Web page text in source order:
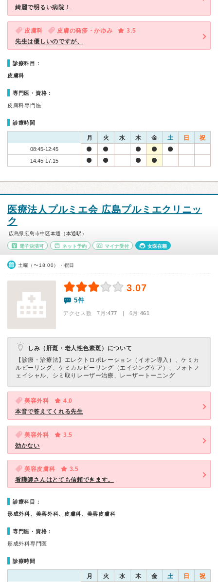
綺麗で明るい病院！
皮膚科 皮膚の発疹・かゆみ
3.5
先生は優しいのですが、
診療科目：
皮膚科
専門医・資格：
皮膚科専門医
診療時間
月 火 水 木 金 土 日 祝
08:45-12:45
14:45-17:15
医療法人プルミエ会 広島プルミエクリニッ
ク
広島県広島市中区本通（本通駅）
電子決済可 ネット予約 マイナ受付 女医在籍
土曜（〜18:00）・祝日
3.07
5件
アクセス数 7月:477 | 6月:461
しみ（肝斑・老人性色素斑）について
【診療・治療法】 エレクトロポレーション（イオン導入）、ケミカ
ルピーリング、ケミカルピーリング（エイジングケア）、フォトフ
ェイシャル、シミ取りレーザー治療、レーザートーニング
美容外科
4.0
本音で答えてくれる先生
美容外科
3.5
効かない
美容皮膚科
3.5
看護師さんはとても信頼できます。
診療科目：
形成外科、美容外科、皮膚科、美容皮膚科
専門医・資格：
形成外科専門医
診療時間
月 火 水 木 金 土 日 祝